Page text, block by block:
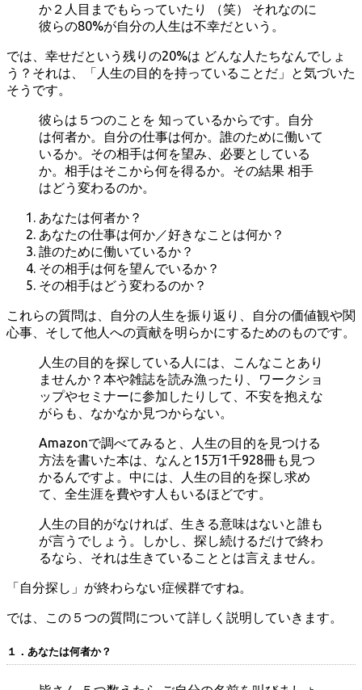
か２人目までもらっていたり （笑） それなのに
彼らの80%が自分の人生は不幸だという。
では、幸せだという残りの20%は どんな人たちなんでしょ
う？それは、「人生の目的を持っていることだ」と気づいた
そうです。
彼らは５つのことを 知っているからです。自分
は何者か。自分の仕事は何か。誰のために働いて
いるか。その相手は何を望み、必要としている
か。相手はそこから何を得るか。その結果 相手
はどう変わるのか。
あなたは何者か？
あなたの仕事は何か／好きなことは何か？
誰のために働いているか？
その相手は何を望んでいるか？
その相手はどう変わるのか？
これらの質問は、自分の人生を振り返り、自分の価値観や関
心事、そして他人への貢献を明らかにするためのものです。
人生の目的を探している人には、こんなことあり
ませんか？本や雑誌を読み漁ったり、ワークショ
ップやセミナーに参加したりして、不安を抱えな
がらも、なかなか見つからない。
Amazonで調べてみると、人生の目的を見つける
方法を書いた本は、なんと15万1千928冊も見つ
かるんですよ。中には、人生の目的を探し求め
て、全生涯を費やす人もいるほどです。
人生の目的がなければ、生きる意味はないと誰も
が言うでしょう。しかし、探し続けるだけで終わ
るなら、それは生きていることとは言えません。
「自分探し」が終わらない症候群ですね。
では、この５つの質問について詳しく説明していきます。
１．あなたは何者か？